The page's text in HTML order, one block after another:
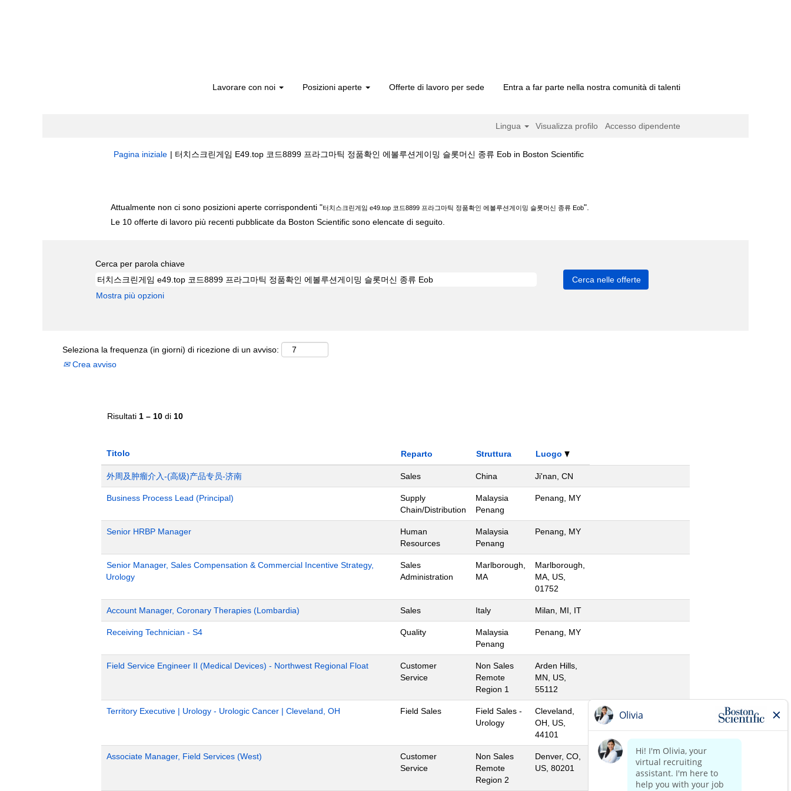
Lavorare con noi Posizioni aperte Offerte di lavoro per sede Entra a far parte nella nostra comunità di talenti
Lingua Visualizza profilo Accesso dipendente
Pagina iniziale | 터치스크린게임 E49.top 코드8899 프라그마틱 정품확인 에볼루션게이밍 슬롯머신 종류 Eob in Boston Scientific(pagina
Attualmente non ci sono posizioni aperte corrispondenti "터치스크린게임 e49.top 코드8899 프라그마틱 정품확인 에볼루션게이밍 슬롯머신 종류 Eob".
Le 10 offerte di lavoro più recenti pubblicate da Boston Scientific sono elencate di seguito.
Cerca per parola chiave
Mostra più opzioni
Seleziona la frequenza (in giorni) di ricezione di un avviso:
Crea avviso
Risultati 1 – 10 di 10
Titolo Reparto Struttura Luogo
外周及肿瘤介入-(高级)产品专员-济南 Sales China Ji'nan, CN
Business Process Lead (Principal)
Supply
Chain/Distribution
Malaysia
Penang
Penang, MY
Senior HRBP Manager
Human
Resources
Malaysia
Penang
Penang, MY
Senior Manager, Sales Compensation & Commercial Incentive Strategy,
Urology
Sales
Administration
Marlborough,
MA
Marlborough,
MA, US,
01752
Account Manager, Coronary Therapies (Lombardia) Sales Italy Milan, MI, IT
Receiving Technician - S4 Quality
Malaysia
Penang
Penang, MY
Field Service Engineer II (Medical Devices) - Northwest Regional Float
Customer
Service
Non Sales
Remote
Region 1
Arden Hills,
MN, US,
55112
Territory Executive | Urology - Urologic Cancer | Cleveland, OH Field Sales
Field Sales -
Urology
Cleveland,
OH, US,
44101
Associate Manager, Field Services (West)
Customer
Service
Non Sales
Remote
Region 2
Denver, CO,
US, 80201